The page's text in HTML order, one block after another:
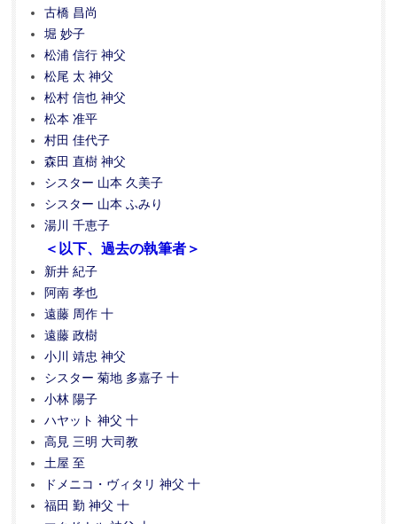
古橋 昌尚
堀 妙子
松浦 信行 神父
松尾 太 神父
松村 信也 神父
松本 准平
村田 佳代子
森田 直樹 神父
シスター 山本 久美子
シスター 山本 ふみり
湯川 千恵子
＜以下、過去の執筆者＞
新井 紀子
阿南 孝也
遠藤 周作 十
遠藤 政樹
小川 靖忠 神父
シスター 菊地 多嘉子 十
小林 陽子
ハヤット 神父 十
高見 三明 大司教
土屋 至
ドメニコ・ヴィタリ 神父 十
福田 勤 神父 十